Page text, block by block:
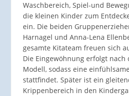
Waschbereich, Spiel-und
die kleinen Kinder zum
ein. Die beiden
Harnagel und Anna-Lena
gesamte Kitateam freuen sich
Die Eingewöhnung erfolgt nach
Modell, sodass eine
stattfindet. Später ist ein
Krippenbereich in den